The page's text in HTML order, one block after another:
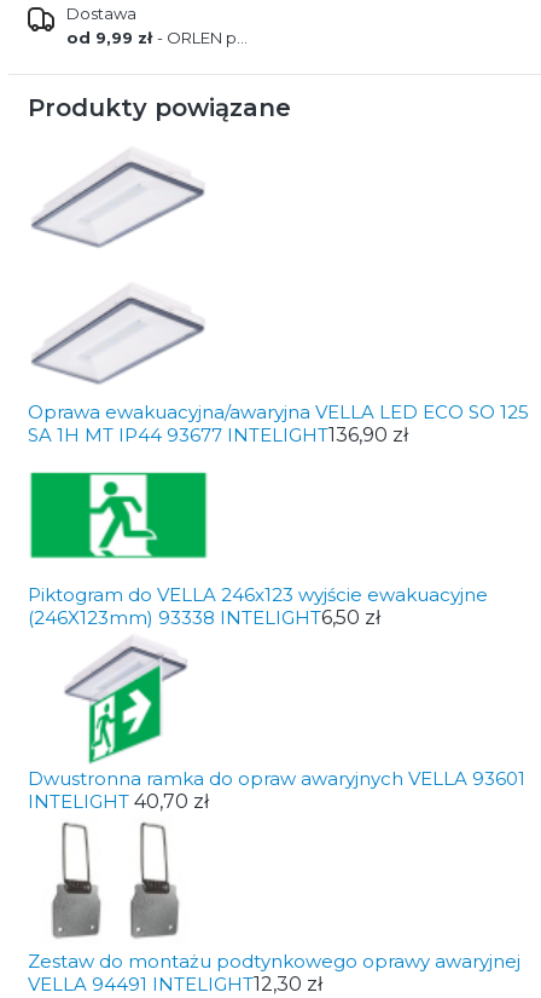
Dostawa
od 9,99 zł- ORLEN paczka
Produkty powiązane
Oprawa ewakuacyjna/awaryjna VELLA LED ECO SO 125
SA 1H MT IP44 93677 INTELIGHT136,90 zł
Piktogram do VELLA 246x123 wyjście ewakuacyjne
(246X123mm) 93338 INTELIGHT6,50 zł
Dwustronna ramka do opraw awaryjnych VELLA 93601
INTELIGHT 40,70 zł
Zestaw do montażu podtynkowego oprawy awaryjnej
VELLA 94491 INTELIGHT12,30 zł